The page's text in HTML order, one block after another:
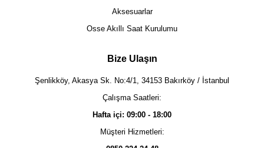
Aksesuarlar
Osse Akıllı Saat Kurulumu
Bize Ulaşın
Şenlikköy, Akasya Sk. No:4/1, 34153 Bakırköy / İstanbul
Çalışma Saatleri:
Hafta içi: 09:00 - 18:00
Müşteri Hizmetleri: